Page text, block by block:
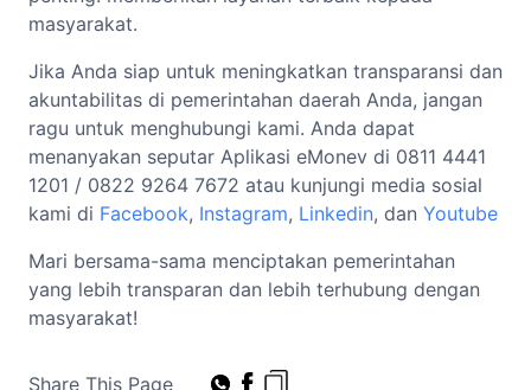
masyarakat.
Jika Anda siap untuk meningkatkan transparansi dan
akuntabilitas di pemerintahan daerah Anda, jangan
ragu untuk menghubungi kami. Anda dapat
menanyakan seputar Aplikasi eMonev di 0811 4441
1201 / 0822 9264 7672 atau kunjungi media sosial
kami di Facebook, Instagram, Linkedin, dan Youtube
Mari bersama-sama menciptakan pemerintahan
yang lebih transparan dan lebih terhubung dengan
masyarakat!
Share This Page